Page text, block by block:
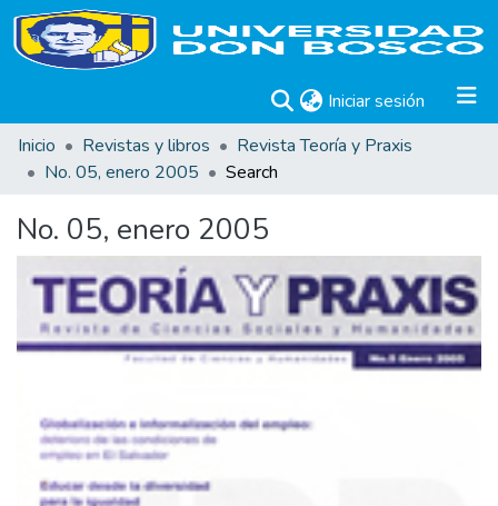
Iniciar sesión (current)
Inicio
Revistas y libros
Revista Teoría y Praxis
No. 05, enero 2005
Search
No. 05, enero 2005